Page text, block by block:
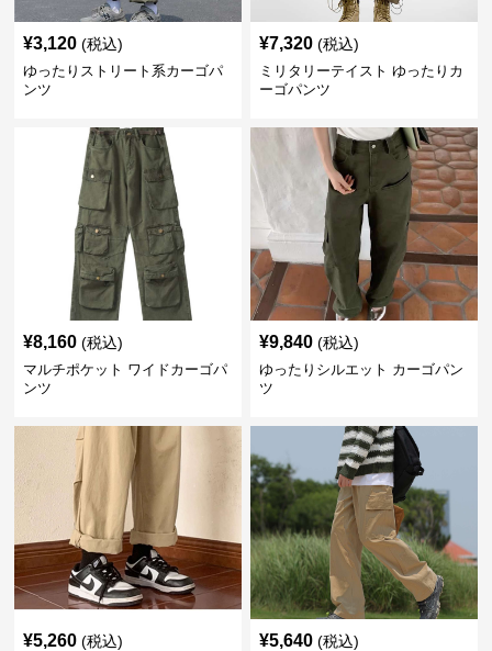
¥3,120 (税込)
ゆったりストリート系カーゴパ
ンツ
¥7,320 (税込)
ミリタリーテイスト ゆったりカ
ーゴパンツ
¥8,160 (税込)
マルチポケット ワイドカーゴパ
ンツ
¥9,840 (税込)
ゆったりシルエット カーゴパン
ツ
¥5,260 (税込) ¥5,640 (税込)